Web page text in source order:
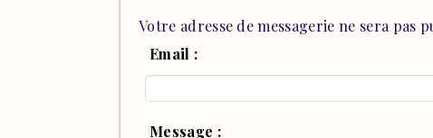
Votre adresse de messagerie ne sera pas
Email :
Message :